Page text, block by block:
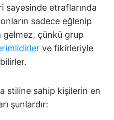
sayesinde etraflarında
sadece eğlenip
gelmez, çünkü grup
ve fikirleriyle
stiline sahip kişilerin en
şunlardır: